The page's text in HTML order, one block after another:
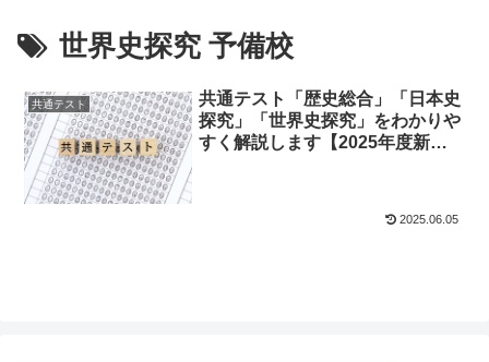
世界史探究 予備校
共通テスト
共通テスト「歴史総合」「日本史
探究」「世界史探究」をわかりや
すく解説します【2025年度新課
2025.06.05